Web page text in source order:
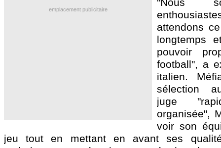
emplacement publicitaire
attendons
longtemps
pouvoir
football", a
italien.
sélection
juge
organisée",
voir son
jeu tout en mettant en avant ses